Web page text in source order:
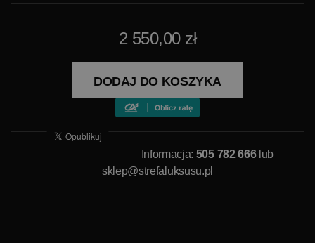
2 550,00 zł
DODAJ DO KOSZYKA
Informacja: 505 782 666lub
sklep@strefaluksusu.pl